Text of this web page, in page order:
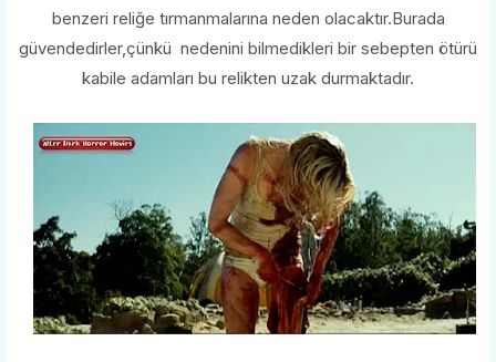
benzeri reliğe tırmanmalarına neden olacaktır.Burada
güvendedirler,çünkü nedenini bilmedikleri bir sebepten ötürü
kabile adamları bu relikten uzak durmaktadır.